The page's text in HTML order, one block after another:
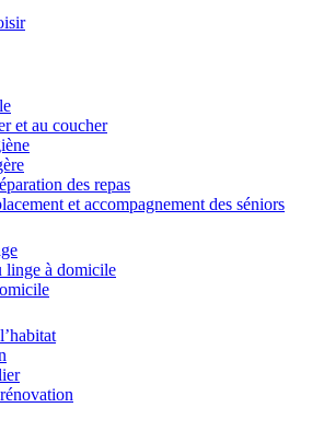
et au coucher
des repas
et accompagnement des séniors
linge à domicile